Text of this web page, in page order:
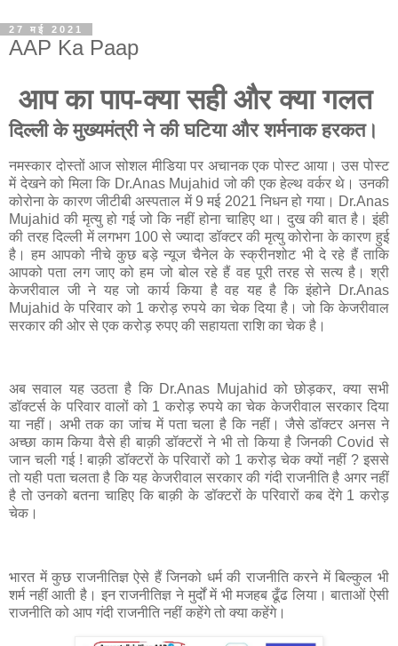
27 मई 2021
AAP Ka Paap
आप का पाप-क्या सही और क्या गलत
दिल्ली के मुख्यमंत्री ने की घटिया और शर्मनाक हरकत।
नमस्कार दोस्तों आज सोशल मीडिया पर अचानक एक पोस्ट आया। उस पोस्ट
में देखने को मिला कि Dr.Anas Mujahid जो की एक हेल्थ वर्कर थे। उनकी
कोरोना के कारण जीटीबी अस्पताल में 9 मई 2021 निधन हो गया। Dr.Anas
Mujahid की मृत्यु हो गई जो कि नहीं होना चाहिए था। दुख की बात है। इंही
की तरह दिल्ली में लगभग 100 से ज्यादा डॉक्टर की मृत्यु कोरोना के कारण हुई
है। हम आपको नीचे कुछ बड़े न्यूज चैनेल के स्क्रीनशोट भी दे रहे हैं ताकि
आपको पता लग जाए को हम जो बोल रहे हैं वह पूरी तरह से सत्य है। श्री
केजरीवाल जी ने यह जो कार्य किया है वह यह है कि इंहोने Dr.Anas
Mujahid के परिवार को 1 करोड़ रुपये का चेक दिया है। जो कि केजरीवाल
सरकार की ओर से एक करोड़ रुपए की सहायता राशि का चेक है।
अब सवाल यह उठता है कि Dr.Anas Mujahid को छोड़कर, क्या सभी
डॉक्टर्स के परिवार वालों को 1 करोड़ रुपये का चेक केजरीवाल सरकार दिया
या नहीं। अभी तक का जांच में पता चला है कि नहीं। जैसे डॉक्टर अनस ने
अच्छा काम किया वैसे ही बाक़ी डॉक्टरों ने भी तो किया है जिनकी Covid से
जान चली गई ! बाक़ी डॉक्टरों के परिवारों को 1 करोड़ चेक क्यों नहीं ? इससे
तो यही पता चलता है कि यह केजरीवाल सरकार की गंदी राजनीति है अगर नहीं
है तो उनको बतना चाहिए कि बाक़ी के डॉक्टरों के परिवारों कब देंगे 1 करोड़
चेक।
भारत में कुछ राजनीतिज्ञ ऐसे हैं जिनको धर्म की राजनीति करने में बिल्कुल भी
शर्म नहीं आती है। इन राजनीतिज्ञ ने मुर्दों में भी मजहब ढूँढ लिया। बाताओं ऐसी
राजनीति को आप गंदी राजनीति नहीं कहेंगे तो क्या कहेंगे।